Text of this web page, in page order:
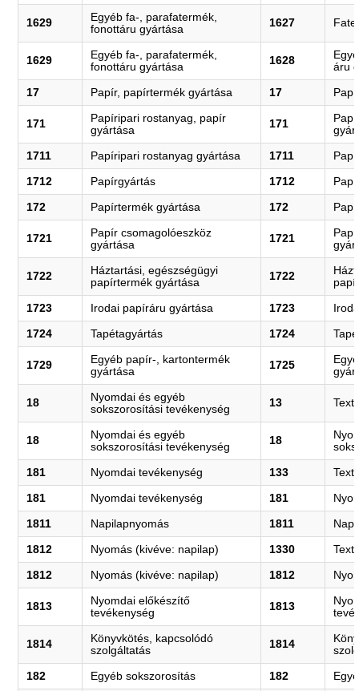
1629
Egyéb fa-, parafatermék,
fonottáru gyártása
1627
1629
Egyéb fa-, parafatermék,
fonottáru gyártása
1628
áru
17 Papír, papírtermék gyártása 17
171
Papíripari rostanyag, papír
gyártása
171
1711 Papíripari rostanyag gyártása 1711
1712 Papírgyártás 1712
172 Papírtermék gyártása 172
1721
Papír csomagolóeszköz
gyártása
1721
1722
Háztartási, egészségügyi
papírtermék gyártása
1722
1723 Irodai papíráru gyártása 1723
1724 Tapétagyártás 1724
1729
Egyéb papír-, kartontermék
gyártása
1725
18
Nyomdai és egyéb
sokszorosítási tevékenység
13
18
Nyomdai és egyéb
sokszorosítási tevékenység
18
181 Nyomdai tevékenység 133
181 Nyomdai tevékenység 181
1811 Napilapnyomás 1811
1812 Nyomás (kivéve: napilap) 1330
1812 Nyomás (kivéve: napilap) 1812
1813
Nyomdai előkészítő
tevékenység
1813
1814
Könyvkötés, kapcsolódó
szolgáltatás
1814
182 Egyéb sokszorosítás 182